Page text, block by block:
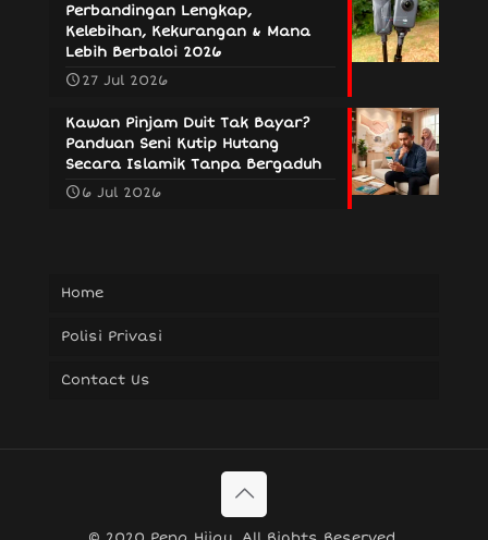
Perbandingan Lengkap,
Kelebihan, Kekurangan & Mana
Lebih Berbaloi 2026
27 Jul 2026
Kawan Pinjam Duit Tak Bayar?
Panduan Seni Kutip Hutang
Secara Islamik Tanpa Bergaduh
6 Jul 2026
Home
Polisi Privasi
Contact Us